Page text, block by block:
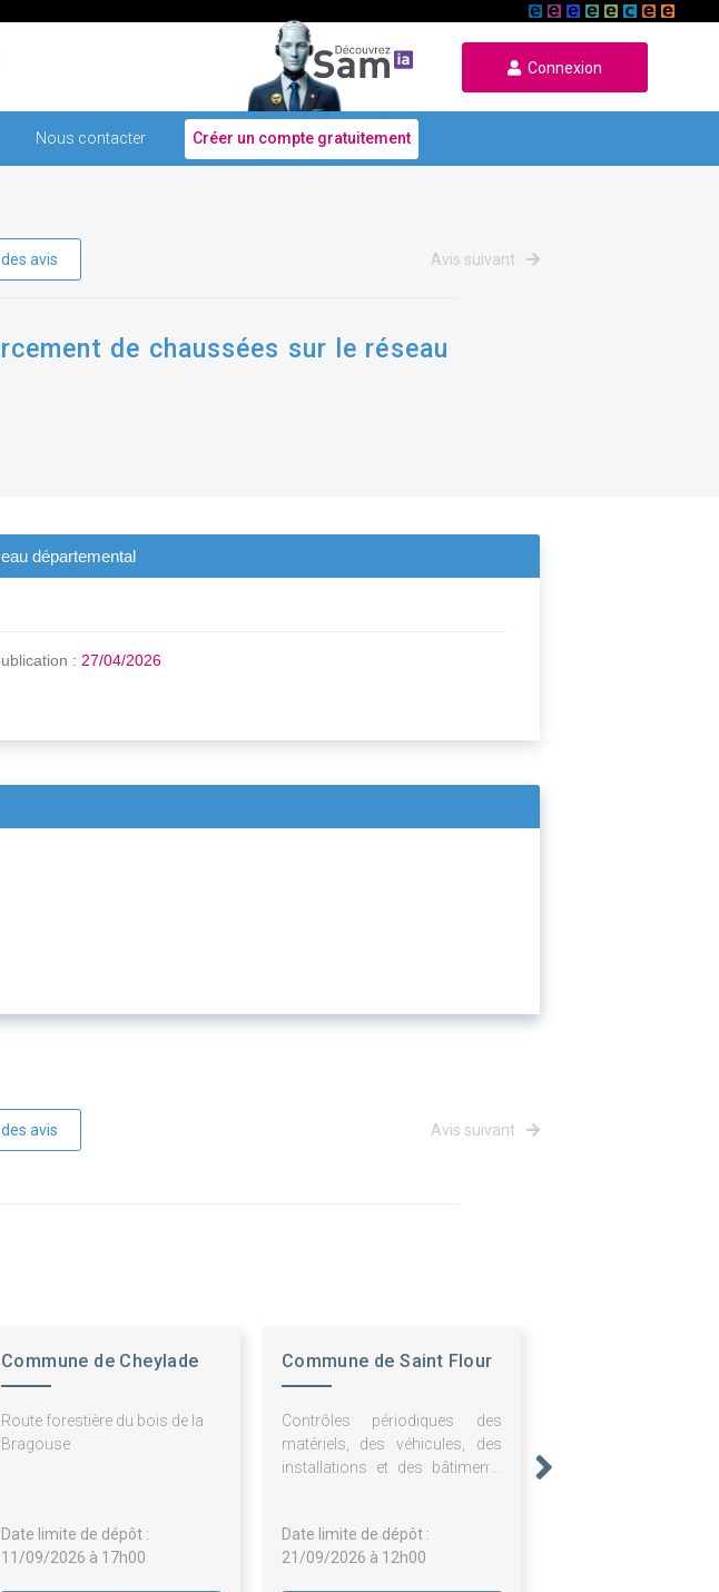
Connexion
Nous contacter Créer un compte gratuitement
avis Avis suivant
de chaussées sur le réseau
départemental
:27/04/2026
avis Avis suivant
Commune de Cheylade
Route forestière du bois de la
Bragouse
Date limite de dépôt :
11/09/2026 à 17h00
Commune de Saint Flour
Contrôles périodiques des
matériels, des véhicules, des
installations et des bâtiments
Date limite de dépôt :
21/09/2026 à 12h00